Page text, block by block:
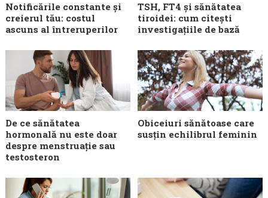
Notificările constante și
creierul tău: costul
ascuns al întreruperilor
TSH, FT4 și sănătatea
tiroidei: cum citești
investigațiile de bază
De ce sănătatea
hormonală nu este doar
despre menstruație sau
testosteron
Obiceiuri sănătoase care
susțin echilibrul feminin